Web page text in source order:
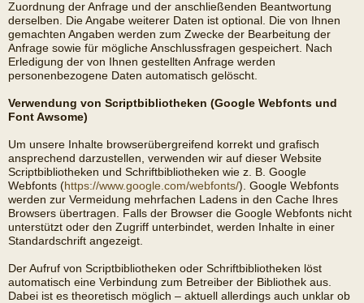
Zuordnung der Anfrage und der anschließenden Beantwortung
derselben. Die Angabe weiterer Daten ist optional. Die von Ihnen
gemachten Angaben werden zum Zwecke der Bearbeitung der
Anfrage sowie für mögliche Anschlussfragen gespeichert. Nach
Erledigung der von Ihnen gestellten Anfrage werden
personenbezogene Daten automatisch gelöscht.
Verwendung von Scriptbibliotheken (Google Webfonts und
Font Awsome)
Um unsere Inhalte browserübergreifend korrekt und grafisch
ansprechend darzustellen, verwenden wir auf dieser Website
Scriptbibliotheken und Schriftbibliotheken wie z. B. Google
Webfonts (https://www.google.com/webfonts/). Google Webfonts
werden zur Vermeidung mehrfachen Ladens in den Cache Ihres
Browsers übertragen. Falls der Browser die Google Webfonts nicht
unterstützt oder den Zugriff unterbindet, werden Inhalte in einer
Standardschrift angezeigt.
Der Aufruf von Scriptbibliotheken oder Schriftbibliotheken löst
automatisch eine Verbindung zum Betreiber der Bibliothek aus.
Dabei ist es theoretisch möglich – aktuell allerdings auch unklar ob